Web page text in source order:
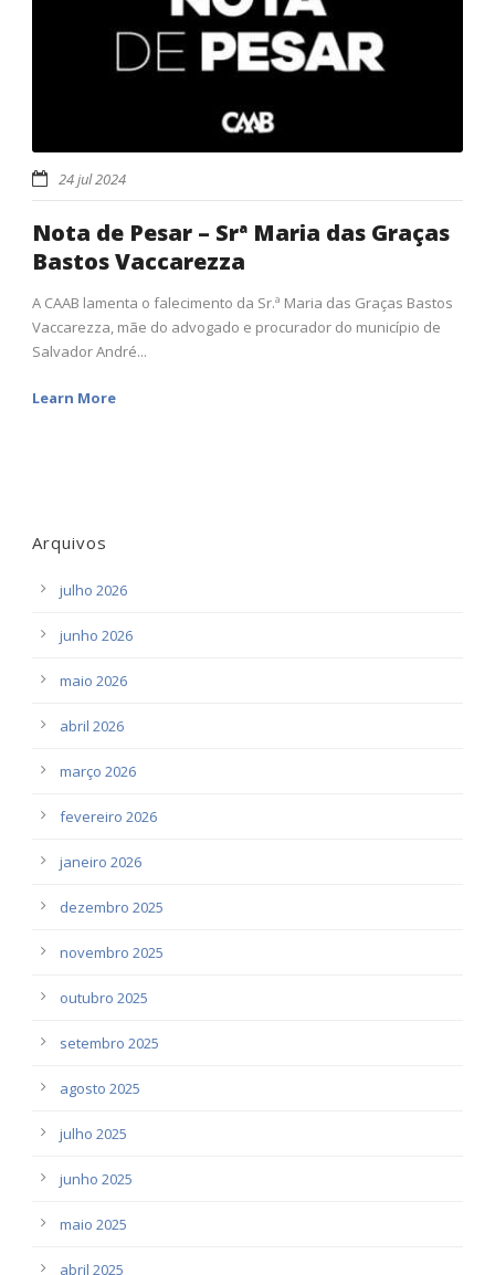
24 jul 2024
Nota de Pesar – Srª Maria das Graças
Bastos Vaccarezza
A CAAB lamenta o falecimento da Sr.ª Maria das Graças Bastos
Vaccarezza, mãe do advogado e procurador do município de
Salvador André...
Learn More
Arquivos
julho 2026
junho 2026
maio 2026
abril 2026
março 2026
fevereiro 2026
janeiro 2026
dezembro 2025
novembro 2025
outubro 2025
setembro 2025
agosto 2025
julho 2025
junho 2025
maio 2025
abril 2025